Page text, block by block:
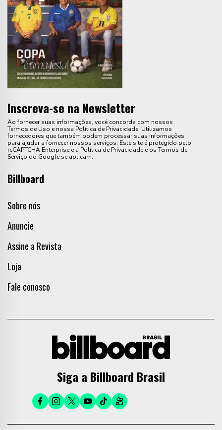
Inscreva-se na Newsletter
Ao fornecer suas informações, você concorda com nossos
Termos de Uso e nossa Política de Privacidade. Utilizamos
fornecedores que também podem processar suas informações
para ajudar a fornecer nossos serviços. Este site é protegido pelo
reCAPTCHA Enterprise e a Política de Privacidade e os Termos de
Serviço do Google se aplicam.
Billboard
Sobre nós
Anuncie
Assine a Revista
Loja
Fale conosco
Siga a Billboard Brasil